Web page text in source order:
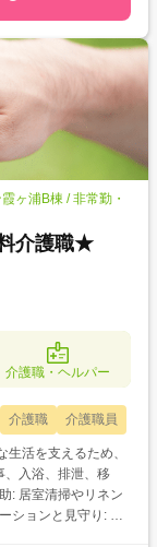
ヶ浦B棟 / 非常勤・
介護職★
介護職・ヘルパー
介護職 介護職員
活を支えるため、
: 居室清掃やリネン
ションと見守り: ご